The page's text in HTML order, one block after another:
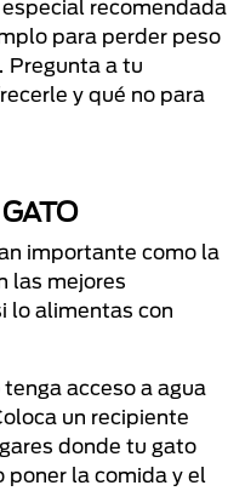
recomendada
para perder peso
Pregunta a tu
y qué no para
importante como la
las mejores
lo alimentas con
acceso a agua
un recipiente
donde tu gato
poner la comida y el